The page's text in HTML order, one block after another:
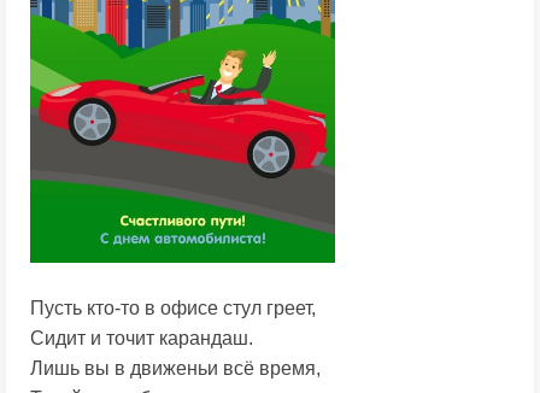
Пусть кто-то в офисе стул греет,
Сидит и точит карандаш.
Лишь вы в движеньи всё время,